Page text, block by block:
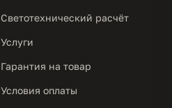
Светотехнический расчёт
Услуги
Гарантия на товар
Условия оплаты